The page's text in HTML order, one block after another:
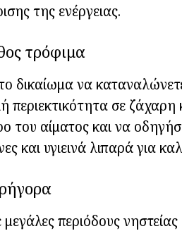
της ενέργειας.
τρόφιμα
δικαίωμα να
σε
του αίματος και να
και υγιεινά λιπαρά για
περιόδους